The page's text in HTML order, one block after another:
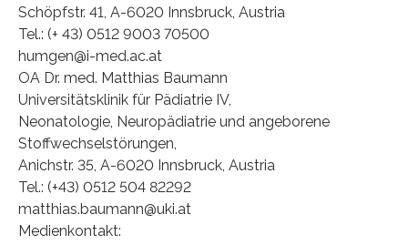
Schöpfstr. 41, A-6020 Innsbruck, Austria
Tel.: (+ 43) 0512 9003 70500
humgen@i-med.ac.at
OA Dr. med. Matthias Baumann
Universitätsklinik für Pädiatrie IV,
Neonatologie, Neuropädiatrie und angeborene
Stoffwechselstörungen,
Anichstr. 35, A-6020 Innsbruck, Austria
Tel.: (+43) 0512 504 82292
matthias.baumann@uki.at
Medienkontakt: